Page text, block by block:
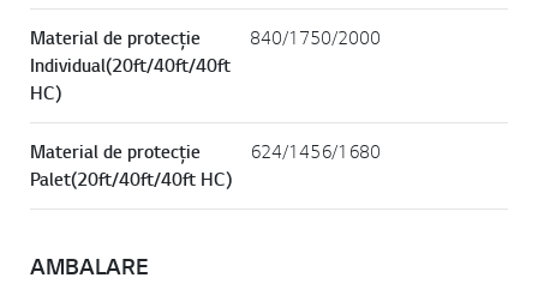
Material de protecție
Individual(20ft/40ft/40ft
HC)
840/1750/2000
Material de protecție
Palet(20ft/40ft/40ft HC)
624/1456/1680
AMBALARE